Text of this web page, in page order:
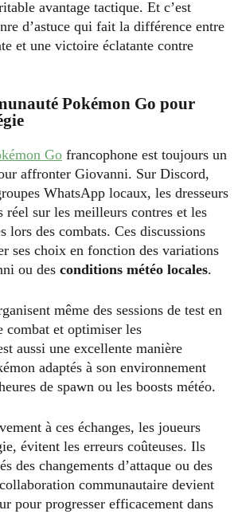
avantage tactique. Et c’est
d’astuce qui fait la différence entre
et une victoire éclatante contre
Pokémon Go pour
Go francophone est toujours un
affronter Giovanni. Sur Discord,
WhatsApp locaux, les dresseurs
réel sur les meilleurs contres et les
lors des combats. Ces discussions
ses choix en fonction des variations
ou des conditions météo locales.
même des sessions de test en
combat et optimiser les
aussi une excellente manière
adaptés à son environnement
de spawn ou les boosts météo.
à ces échanges, les joueurs
évitent les erreurs coûteuses. Ils
des changements d’attaque ou des
communautaire devient
pour progresser efficacement dans